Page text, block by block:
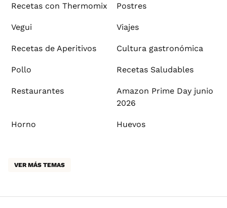
Recetas con Thermomix Postres
Vegui Viajes
Recetas de Aperitivos Cultura gastronómica
Pollo Recetas Saludables
Restaurantes
Amazon Prime Day junio
2026
Horno Huevos
VER MÁS TEMAS